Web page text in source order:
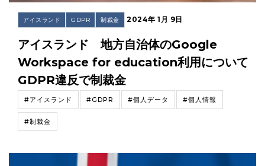
アイスランド GDPR 制裁金 2024年 1月 9日
アイスランド 地方自治体のGoogle
Workspace for education利用について
GDPR違反で制裁金
#アイスランド #GDPR #個人データ #個人情報
#制裁金